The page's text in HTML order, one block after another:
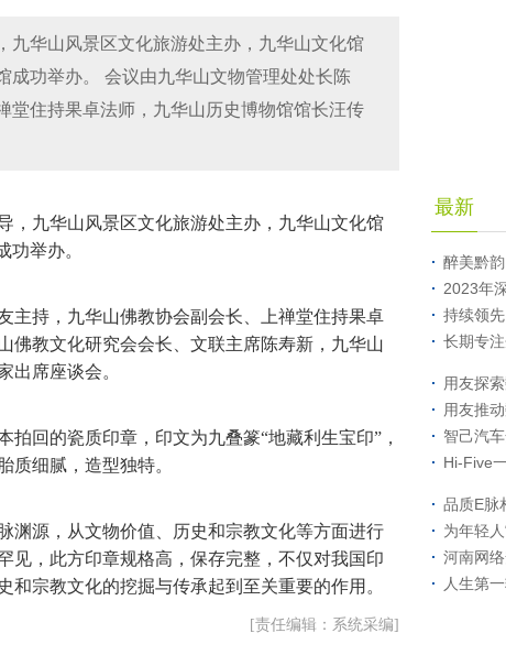
九华山风景区文化旅游处主办，九华山文化馆
成功举办。 会议由九华山文物管理处处长陈
堂住持果卓法师，九华山历史博物馆馆长汪传
九华山风景区文化旅游处主办，九华山文化馆
功举办。
持，九华山佛教协会副会长、上禅堂住持果卓
佛教文化研究会会长、文联主席陈寿新，九华山
出席座谈会。
回的瓷质印章，印文为九叠篆“地藏利生宝印”，
质细腻，造型独特。
源，从文物价值、历史和宗教文化等方面进行
见，此方印章规格高，保存完整，不仅对我国印
宗教文化的挖掘与传承起到至关重要的作用。
[责任编辑：系统采编]
最新
醉美黔
2023年
持续领
长期专
用友探
用友推
智己汽
Hi-Five
品质E脉
为年轻
河南网
人生第